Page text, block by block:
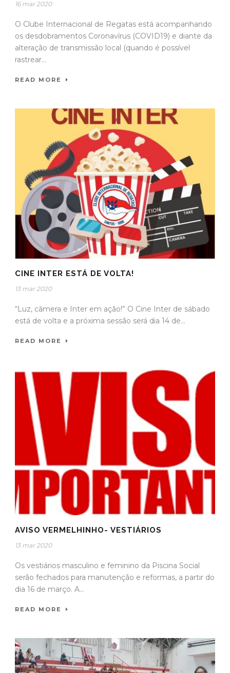
16 mar 2020
O Clube Internacional de Regatas está acompanhando
os desdobramentos Coronavírus (COVID19) e diante da
alteração de transmissão local (quando é possível
rastrear...
READ MORE
CINE INTER ESTÁ DE VOLTA!
13 mar 2020
“Luz, câmera e Inter em ação!” O Cine Inter de sábado
está de volta e a próxima sessão será dia 14 de...
READ MORE
AVISO VERMELHINHO- VESTIÁRIOS
13 mar 2020
Os vestiários masculino e feminino da Piscina Social
serão fechados para manutenção e reformas, a partir do
dia 16 de março. A...
READ MORE